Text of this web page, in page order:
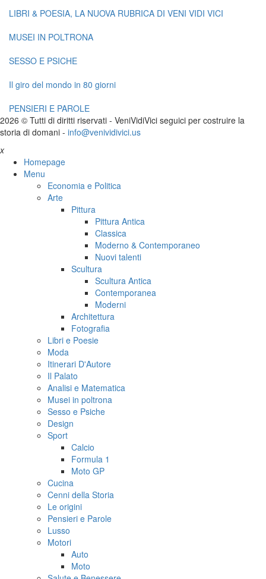
LIBRI & POESIA, LA NUOVA RUBRICA DI VENI VIDI VICI
MUSEI IN POLTRONA
SESSO E PSICHE
Il giro del mondo in 80 giorni
PENSIERI E PAROLE
2026 © Tutti di diritti riservati - VeniVidiVici seguici per costruire la
storia di domani - info@venividivici.us
x
Homepage
Menu
Economia e Politica
Arte
Pittura
Pittura Antica
Classica
Moderno & Contemporaneo
Nuovi talenti
Scultura
Scultura Antica
Contemporanea
Moderni
Architettura
Fotografia
Libri e Poesie
Moda
Itinerari D'Autore
Il Palato
Analisi e Matematica
Musei in poltrona
Sesso e Psiche
Design
Sport
Calcio
Formula 1
Moto GP
Cucina
Cenni della Storia
Le origini
Pensieri e Parole
Lusso
Motori
Auto
Moto